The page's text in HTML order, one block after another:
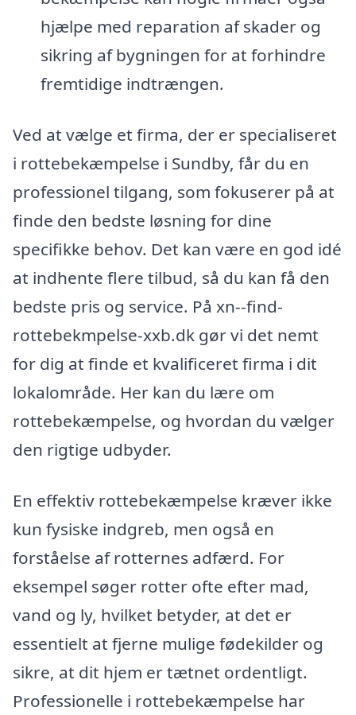
hjælpe med reparation af skader og
sikring af bygningen for at forhindre
fremtidige indtrængen.
Ved at vælge et firma, der er specialiseret
i rottebekæmpelse i Sundby, får du en
professionel tilgang, som fokuserer på at
finde den bedste løsning for dine
specifikke behov. Det kan være en god idé
at indhente flere tilbud, så du kan få den
bedste pris og service. På xn--find-
rottebekmpelse-xxb.dk gør vi det nemt
for dig at finde et kvalificeret firma i dit
lokalområde. Her kan du lære om
rottebekæmpelse, og hvordan du vælger
den rigtige udbyder.
En effektiv rottebekæmpelse kræver ikke
kun fysiske indgreb, men også en
forståelse af rotternes adfærd. For
eksempel søger rotter ofte efter mad,
vand og ly, hvilket betyder, at det er
essentielt at fjerne mulige fødekilder og
sikre, at dit hjem er tætnet ordentligt.
Professionelle i rottebekæmpelse har